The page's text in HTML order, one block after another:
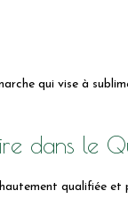
qui vise à
dans le
qualifiée et